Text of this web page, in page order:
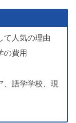
て人気の理由
の費用
、語学学校、現